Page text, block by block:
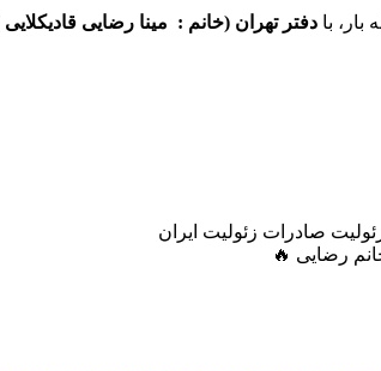
با دفتر تهران (خانم : مینا رضایی قادیکلایی
صادرات زئولیت ایران
رضایی 🔥